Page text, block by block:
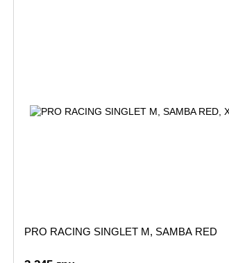
PRO RACING SINGLET M, SAMBA RED